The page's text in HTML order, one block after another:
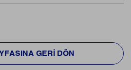
GERI DÖN